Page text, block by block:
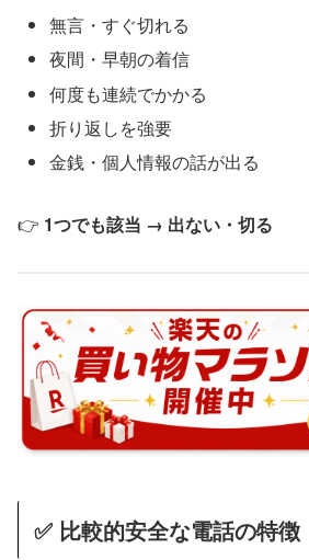
無言・すぐ切れる
夜間・早朝の着信
何度も連続でかかる
折り返しを強要
金銭・個人情報の話が出る
👉 1つでも該当 → 出ない・切る
✅ 比較的安全な電話の特徴